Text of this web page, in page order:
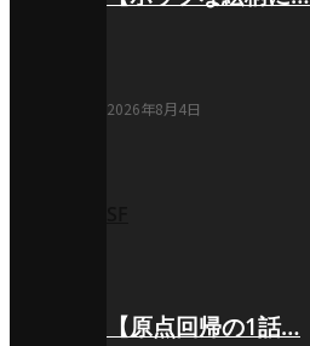
2026年8月4日
【原点回帰の1話…